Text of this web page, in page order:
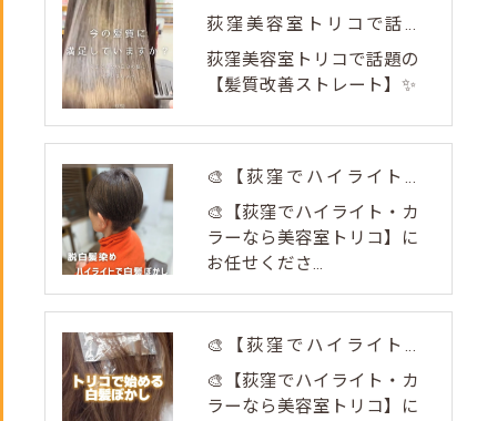
荻窪美容室トリコで話題の【髪質改善ストレート】✨
荻窪美容室トリコで話題の
【髪質改善ストレート】✨
🎨【荻窪でハイライト・カラーなら美容室トリコ】にお任せくださ...
🎨【荻窪でハイライト・カ
ラーなら美容室トリコ】に
お任せくださ...
🎨【荻窪でハイライト・カラーなら美容室トリコ】にお任せくださ...
🎨【荻窪でハイライト・カ
ラーなら美容室トリコ】に